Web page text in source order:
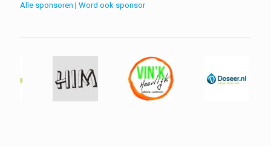
Alle sponsoren | Word ook sponsor